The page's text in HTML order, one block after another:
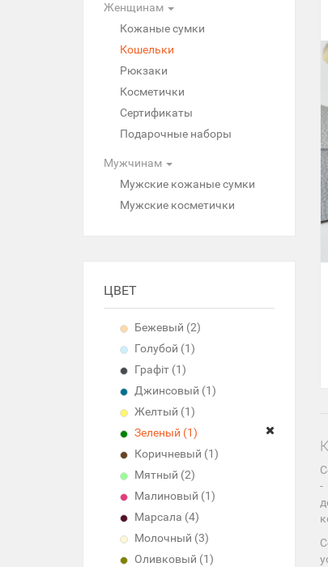
Женщинам
Кожаные сумки
Кошельки
Рюкзаки
Косметички
Сертификаты
Подарочные наборы
Мужчинам
Мужские кожаные сумки
Мужские косметички
ЦВЕТ
Бежевый (2)
Голубой (1)
Графіт (1)
Джинсовый (1)
Желтый (1)
Зеленый (1)
Коричневый (1)
Мятный (2)
Малиновый (1)
Марсала (4)
Молочный (3)
Оливковый (1)
-